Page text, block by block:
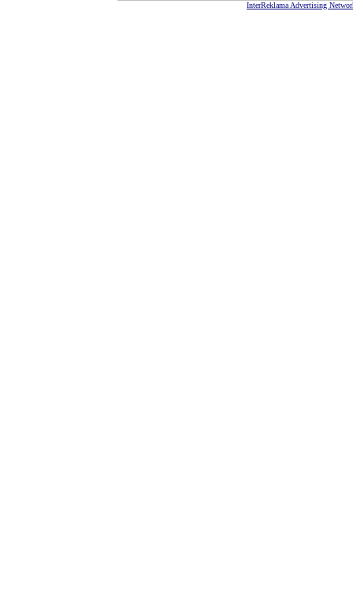
InterReklama Advertising